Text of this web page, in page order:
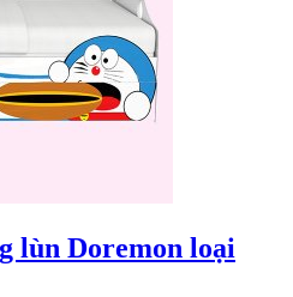
lùn Doremon loại